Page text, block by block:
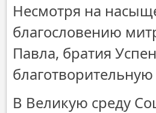
Несмотря на
благословению
Павла, братия
В Великую среду